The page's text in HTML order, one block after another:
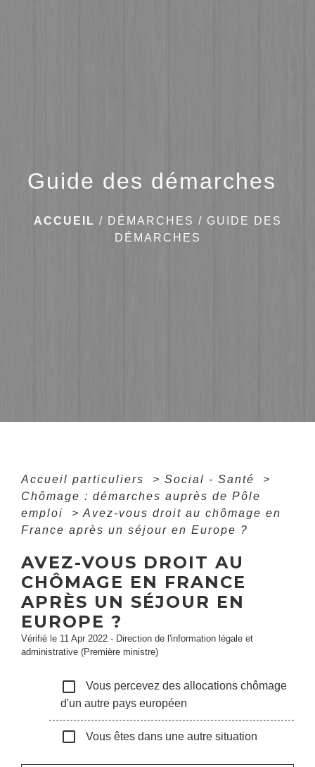
Guide des démarches
ACCUEIL / DÉMARCHES / GUIDE DES
DÉMARCHES
Accueil particuliers > Social - Santé
>
Chômage : démarches auprès de Pôle
emploi
> Avez-vous droit au chômage en
France après un séjour en Europe ?
AVEZ-VOUS DROIT AU
CHÔMAGE EN FRANCE
APRÈS UN SÉJOUR EN
EUROPE ?
Vérifié le 11 Apr 2022 - Direction de l'information légale et
administrative (Première ministre)
check_box_outline_blank
Vous percevez des allocations chômage
d'un autre pays européen
check_box_outline_blank Vous êtes dans une autre situation